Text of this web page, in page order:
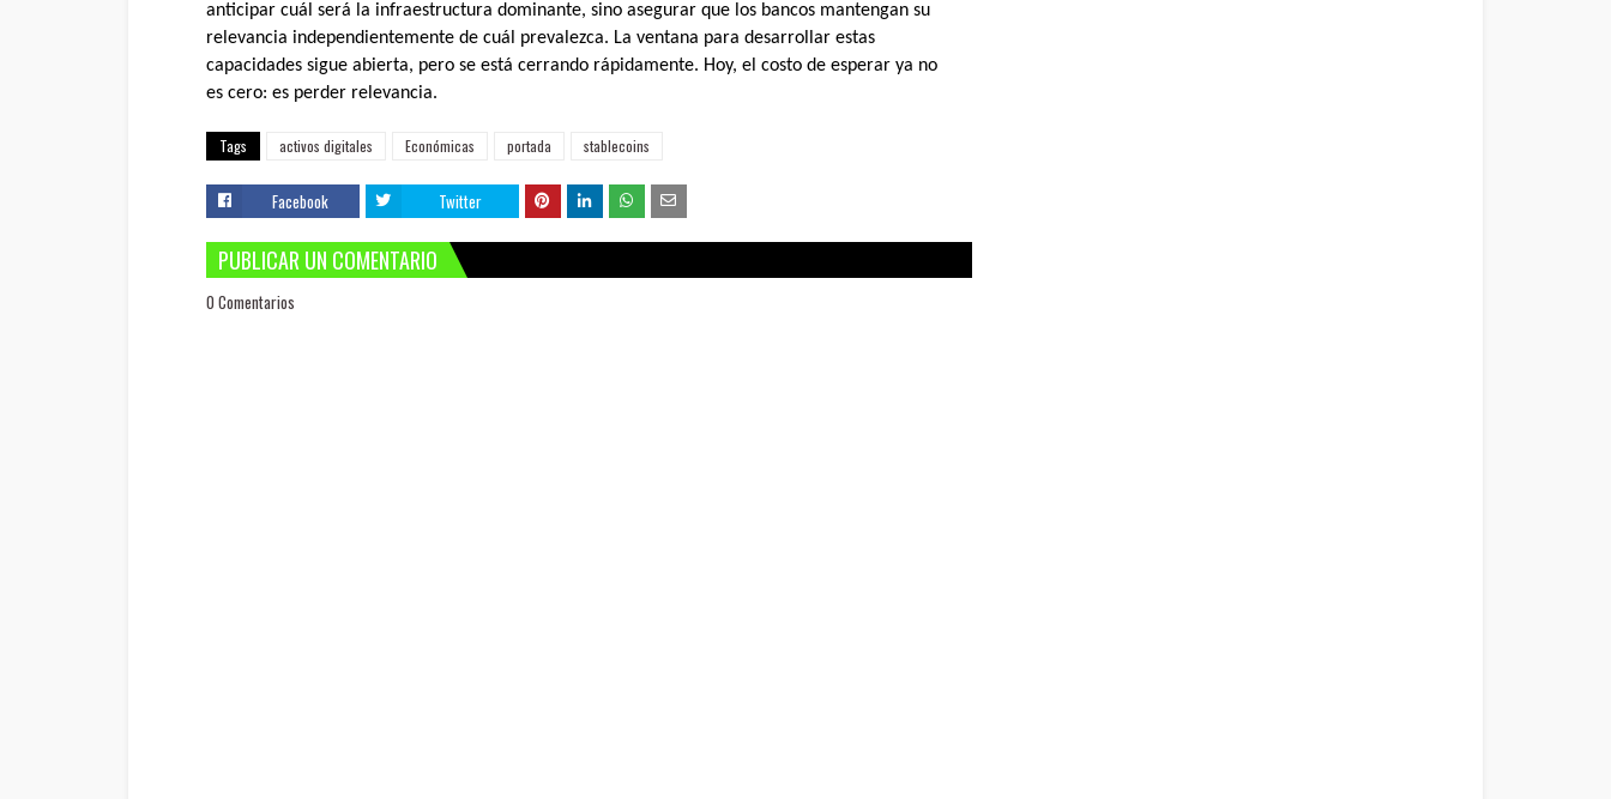
anticipar cuál será la infraestructura dominante, sino asegurar que los bancos mantengan su
relevancia independientemente de cuál prevalezca. La ventana para desarrollar estas
capacidades sigue abierta, pero se está cerrando rápidamente. Hoy, el costo de esperar ya no
es cero: es perder relevancia.
Tags activos digitales Económicas portada stablecoins
Facebook Twitter
PUBLICAR UN COMENTARIO
0 Comentarios